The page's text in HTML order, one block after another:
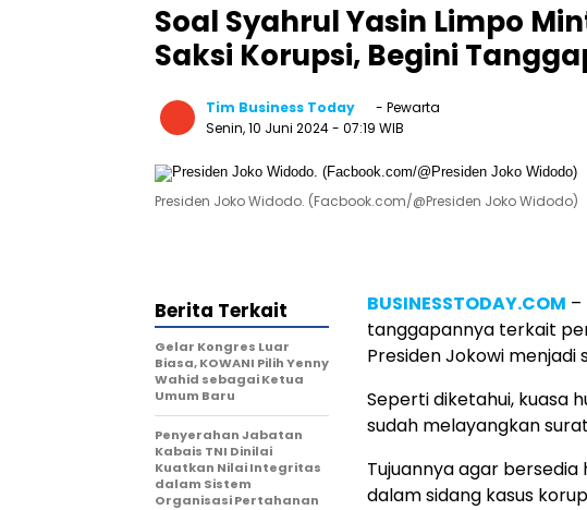
Soal Syahrul Yasin Limpo
Saksi Korupsi, Begini
Tim Business Today
- Pewarta
Senin, 10 Juni 2024- 07:19 WIB
Presiden Joko Widodo. (Facbook.com/@Presiden Joko Widodo)
BUSINESSTODAY.COM –
tanggapannya terkait
Presiden Jokowi menjadi
Seperti diketahui, kuasa
sudah melayangkan
Tujuannya agar
dalam sidang kasus
Berita Terkait
Gelar Kongres Luar
Biasa, KOWANI Pilih Yenny
Wahid sebagai Ketua
Umum Baru
Penyerahan Jabatan
Kabais TNI Dinilai
Kuatkan Nilai Integritas
dalam Sistem
Organisasi Pertahanan